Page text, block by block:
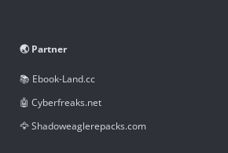
🌏 Partner
📚 Ebook-Land.cc
🤖 Cyberfreaks.net
🦅 Shadoweaglerepacks.com